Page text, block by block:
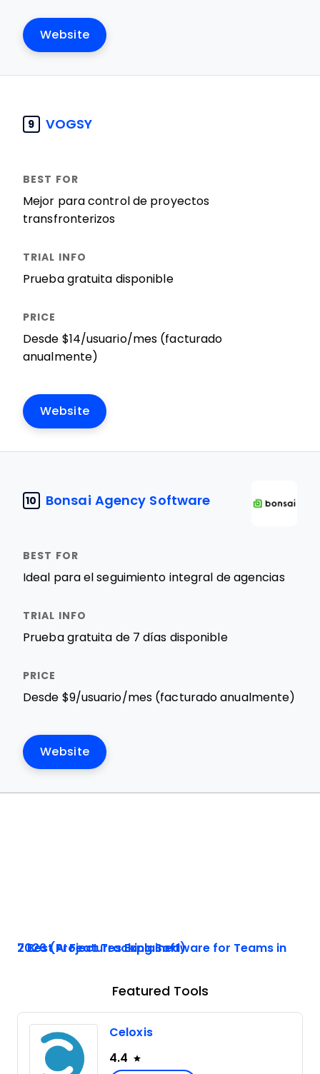
Website
9 VOGSY
Mejor para control de proyectos
transfronterizos
Prueba gratuita disponible
Desde $14/usuario/mes (facturado
anualmente)
Website
10 Bonsai Agency Software
Ideal para el seguimiento integral de agencias
Prueba gratuita de 7 días disponible
Desde $9/usuario/mes (facturado anualmente)
Website
7 Best Project Tracking Software for Teams in 2026 (AI Features Explained)
Featured Tools
Celoxis
4.4